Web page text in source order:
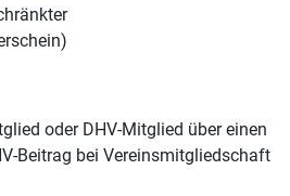
oder DHV-Mitglied über einen
Beitrag bei Vereinsmitgliedschaft